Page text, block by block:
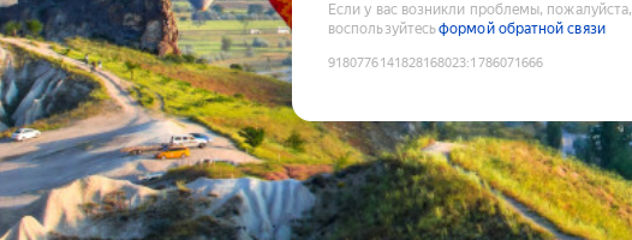
Если у вас возникли проблемы, пожалуйста,
воспользуйтесьформой обратной связи
9180776141828168023:1786071666